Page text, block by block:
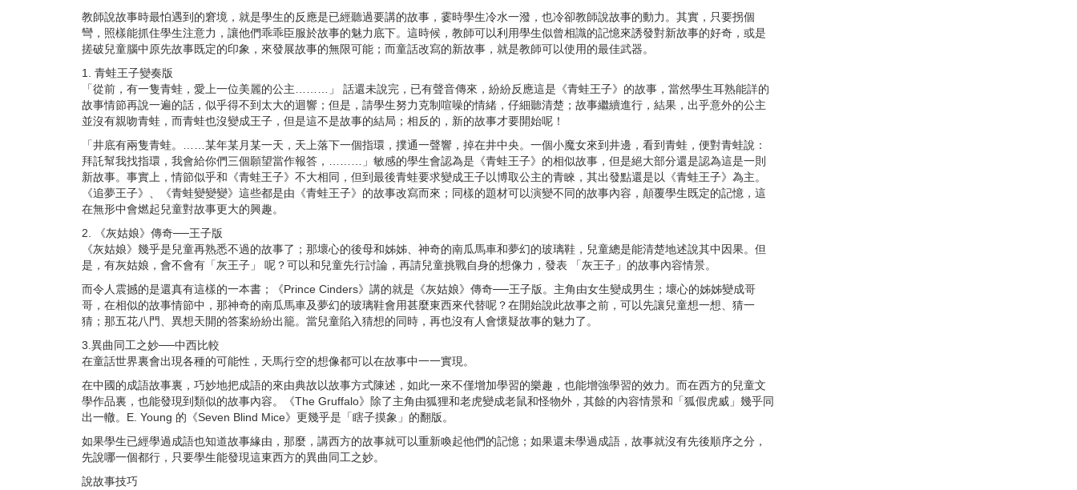
教師說故事時最怕遇到的窘境，就是學生的反應是已經聽過要講的故事，霎時學生冷水一潑，也冷卻教師說故事的動力。其實，只要拐個
彎，照樣能抓住學生注意力，讓他們乖乖臣服於故事的魅力底下。這時候，教師可以利用學生似曾相識的記憶來誘發對新故事的好奇，或是
搓破兒童腦中原先故事既定的印象，來發展故事的無限可能；而童話改寫的新故事，就是教師可以使用的最佳武器。
1.
青蛙王子變奏版
「從前，有一隻青蛙，愛上一位美麗的公主………」 話還未說完，已有聲音傳來，紛紛反應這是《青蛙王子》的故事，當然學生耳熟能詳的
故事情節再說一遍的話，似乎得不到太大的迴響；但是，請學生努力克制喧噪的情緒，仔細聽清楚；故事繼續進行，結果，出乎意外的公主
並沒有親吻青蛙，而青蛙也沒變成王子，但是這不是故事的結局；相反的，新的故事才要開始呢！
「井底有兩隻青蛙。……某年某月某一天，天上落下一個指環，撲通一聲響，掉在井中央。一個小魔女來到井邊，看到青蛙，便對青蛙說：
拜託幫我找指環，我會給你們三個願望當作報答，………」敏感的學生會認為是《青蛙王子》的相似故事，但是絕大部分還是認為這是一則
新故事。事實上，情節似乎和《青蛙王子》不大相同，但到最後青蛙要求變成王子以博取公主的青睞，其出發點還是以《青蛙王子》為主。
《追夢王子》、《青蛙變變變》這些都是由《青蛙王子》的故事改寫而來；同樣的題材可以演變不同的故事內容，顛覆學生既定的記憶，這
在無形中會燃起兒童對故事更大的興趣。
2.
《灰姑娘》傳奇──王子版
《灰姑娘》幾乎是兒童再熟悉不過的故事了；那壞心的後母和姊姊、神奇的南瓜馬車和夢幻的玻璃鞋，兒童總是能清楚地述說其中因果。但
是，有灰姑娘，會不會有「灰王子」 呢？可以和兒童先行討論，再請兒童挑戰自身的想像力，發表 「灰王子」的故事內容情景。
而令人震撼的是還真有這樣的一本書；《Prince Cinders》講的就是《灰姑娘》傳奇──王子版。主角由女生變成男生；壞心的姊姊變成哥
哥，在相似的故事情節中，那神奇的南瓜馬車及夢幻的玻璃鞋會用甚麼東西來代替呢？在開始說此故事之前，可以先讓兒童想一想、猜一
猜；那五花八門、異想天開的答案紛紛出籠。當兒童陷入猜想的同時，再也沒有人會懷疑故事的魅力了。
3.異曲同工之妙──中西比較
在童話世界裏會出現各種的可能性，天馬行空的想像都可以在故事中一一實現。
在中國的成語故事裏，巧妙地把成語的來由典故以故事方式陳述，如此一來不僅增加學習的樂趣，也能增強學習的效力。而在西方的兒童文
學作品裏，也能發現到類似的故事內容。《The Gruffalo》除了主角由狐狸和老虎變成老鼠和怪物外，其餘的內容情景和「狐假虎威」幾乎同
出一轍。 E. Young 的《Seven Blind Mice》更幾乎是「瞎子摸象」的翻版。
如果學生已經學過成語也知道故事緣由，那麼，講西方的故事就可以重新喚起他們的記憶；如果還未學過成語，故事就沒有先後順序之分，
先說哪一個都行，只要學生能發現這東西方的異曲同工之妙。
說故事技巧